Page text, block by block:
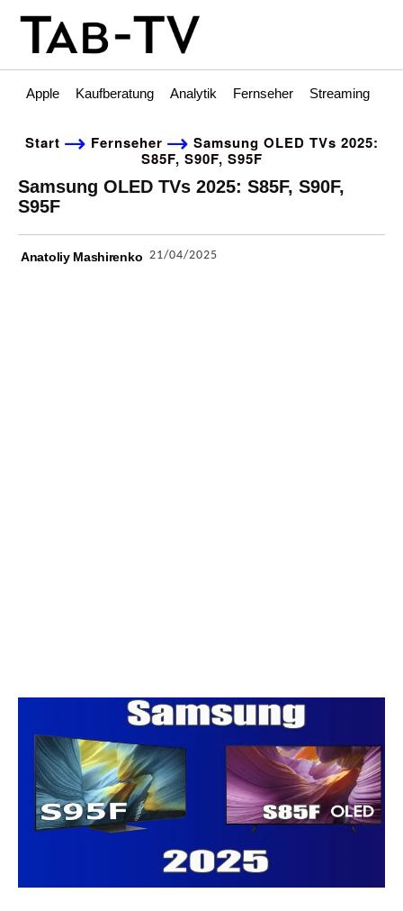
Apple Kaufberatung Analytik Fernseher Streaming
Start Fernseher
Samsung OLED TVs 2025:
S85F, S90F, S95F
Samsung OLED TVs 2025: S85F, S90F,
S95F
Anatoliy Mashirenko 21/04/2025